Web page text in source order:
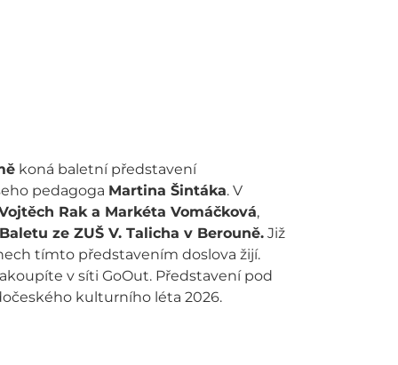
koná baletní představení
pedagoga Martina Šintáka. V
Rak a Markéta Vomáčková,
ze ZUŠ V. Talicha v Berouně.Již
tímto představením doslova žijí.
v síti GoOut. Představení pod
kulturního léta 2026.